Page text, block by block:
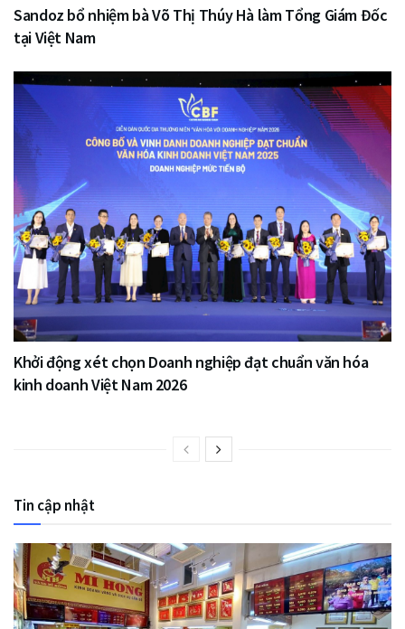
Sandoz bổ nhiệm bà Võ Thị Thúy Hà làm Tổng Giám Đốc
tại Việt Nam
Khởi động xét chọn Doanh nghiệp đạt chuẩn văn hóa
kinh doanh Việt Nam 2026
Tin cập nhật